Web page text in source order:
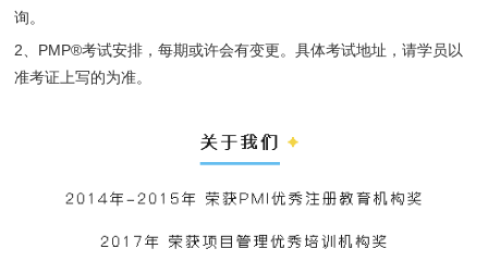
询。
2、PMP®考试安排，每期或许会有变更。具体考试地址，请学员以
准考证上写的为准。